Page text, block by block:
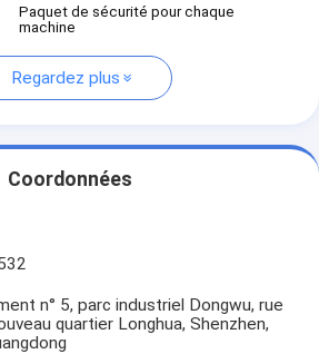
Paquet de sécurité pour chaque
machine
Regardez plus
Coordonnées
n° 5, parc industriel Dongwu, rue
quartier Longhua, Shenzhen,